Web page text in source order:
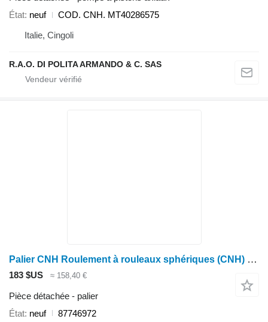
État neuf
COD. CNH. MT40286575
Italie, Cingoli
R.A.O. DI POLITA ARMANDO & C. SAS
Palier CNH Roulement à rouleaux sphériques (CNH) SPX 87746972 pour tracteur à roues
183 $US ≈ 158,40 €
Pièce détachée - palier
État neuf
87746972